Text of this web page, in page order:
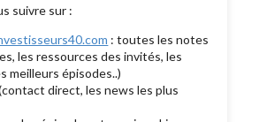
suivre sur :
: toutes les notes
les ressources des invités, les
meilleurs épisodes..)
direct, les news les plus